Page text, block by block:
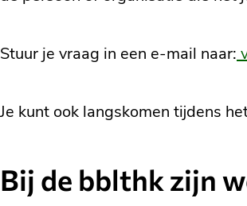
Stuur je vraag in een e-mail naar:
Je kunt ook langskomen tijdens
Bij de bblthk zijn